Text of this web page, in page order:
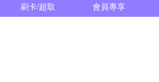
刷卡/超取 會員專享